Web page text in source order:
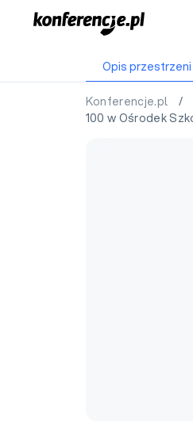
Opis przestrzeni
Konferencje.pl /
100 w Ośrodek